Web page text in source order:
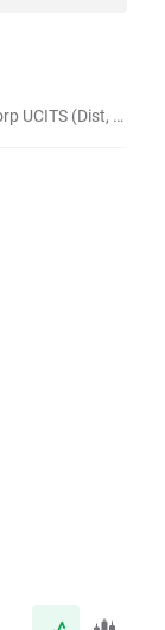
iShares iBond Dec 2030 Term EUR Corp UCITS (Dist, EUR)